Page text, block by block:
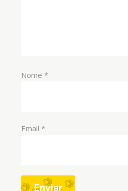
Nome *
Email *